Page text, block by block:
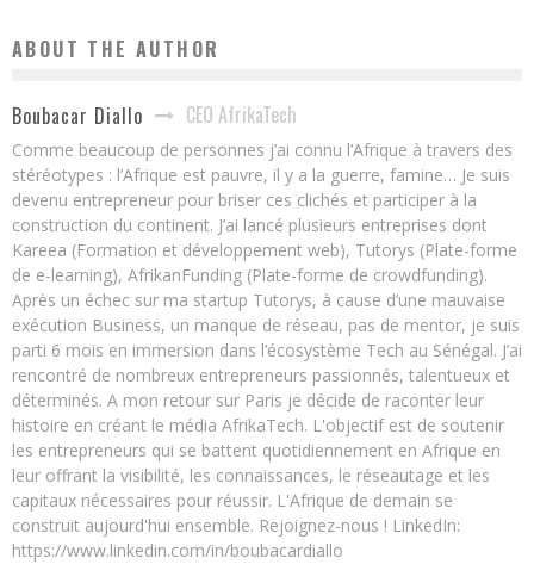
ABOUT THE AUTHOR
Boubacar Diallo CEO AfrikaTech
Comme beaucoup de personnes j’ai connu l’Afrique à travers des
stéréotypes : l’Afrique est pauvre, il y a la guerre, famine… Je suis
devenu entrepreneur pour briser ces clichés et participer à la
construction du continent. J’ai lancé plusieurs entreprises dont
Kareea (Formation et développement web), Tutorys (Plate-forme
de e-learning), AfrikanFunding (Plate-forme de crowdfunding).
Après un échec sur ma startup Tutorys, à cause d’une mauvaise
exécution Business, un manque de réseau, pas de mentor, je suis
parti 6 mois en immersion dans l’écosystème Tech au Sénégal. J’ai
rencontré de nombreux entrepreneurs passionnés, talentueux et
déterminés. A mon retour sur Paris je décide de raconter leur
histoire en créant le média AfrikaTech. L'objectif est de soutenir
les entrepreneurs qui se battent quotidiennement en Afrique en
leur offrant la visibilité, les connaissances, le réseautage et les
capitaux nécessaires pour réussir. L'Afrique de demain se
construit aujourd'hui ensemble. Rejoignez-nous ! LinkedIn:
https://www.linkedin.com/in/boubacardiallo